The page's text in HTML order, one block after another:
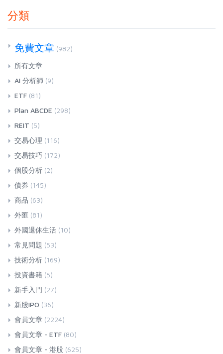
分類
免費文章 (982)
所有文章
AI 分析師 (9)
ETF (81)
Plan ABCDE (298)
REIT (5)
交易心理 (116)
交易技巧 (172)
個股分析 (2)
債券 (145)
商品 (63)
外匯 (81)
外國退休生活 (10)
常見問題 (53)
技術分析 (169)
投資書籍 (5)
新手入門 (27)
新股IPO (36)
會員文章 (2224)
會員文章 - ETF (80)
會員文章 - 港股 (625)